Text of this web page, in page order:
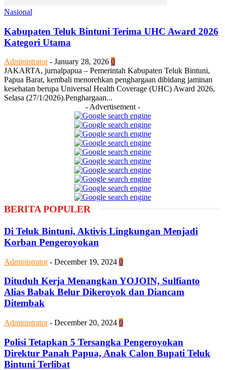
Nasional
Kabupaten Teluk Bintuni Terima UHC Award 2026
Kategori Utama
Administrator - January 28, 2026 0
JAKARTA, jurnalpapua – Pemerintah Kabupaten Teluk Bintuni,
Papua Barat, kembali menorehkan penghargaan dibidang jaminan
kesehatan berupa Universal Health Coverage (UHC) Award 2026,
Selasa (27/1/2026).Penghargaan...
- Advertisement -
BERITA POPULER
Di Teluk Bintuni, Aktivis Lingkungan Menjadi
Korban Pengeroyokan
Administrator - December 19, 2024 0
Dituduh Kerja Menangkan YOJOIN, Sulfianto
Alias Babak Belur Dikeroyok dan Diancam
Ditembak
Administrator - December 20, 2024 0
Polisi Tetapkan 5 Tersangka Pengeroyokan
Direktur Panah Papua, Anak Calon Bupati Teluk
Bintuni Terlibat